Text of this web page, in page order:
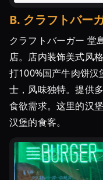
B. クラフトバー
クラフトバーガー 堂
店。店内装饰美式风
打100%国产牛肉饼
士，风味独特。提供
食欲需求。这里的汉
汉堡的食客。